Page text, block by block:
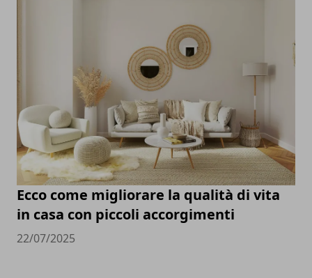
Ecco come migliorare la qualità di vita
in casa con piccoli accorgimenti
22/07/2025